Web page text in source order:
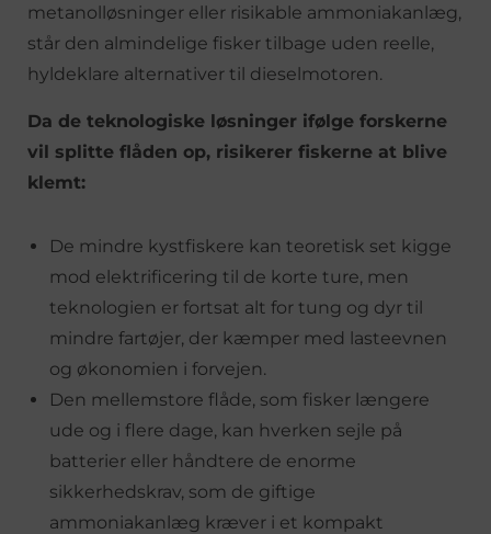
metanolløsninger eller risikable ammoniakanlæg,
står den almindelige fisker tilbage uden reelle,
hyldeklare alternativer til dieselmotoren.
Da de teknologiske løsninger ifølge forskerne
vil splitte flåden op, risikerer fiskerne at blive
klemt:
De mindre kystfiskere kan teoretisk set kigge
mod elektrificering til de korte ture, men
teknologien er fortsat alt for tung og dyr til
mindre fartøjer, der kæmper med lasteevnen
og økonomien i forvejen.
Den mellemstore flåde, som fisker længere
ude og i flere dage, kan hverken sejle på
batterier eller håndtere de enorme
sikkerhedskrav, som de giftige
ammoniakanlæg kræver i et kompakt